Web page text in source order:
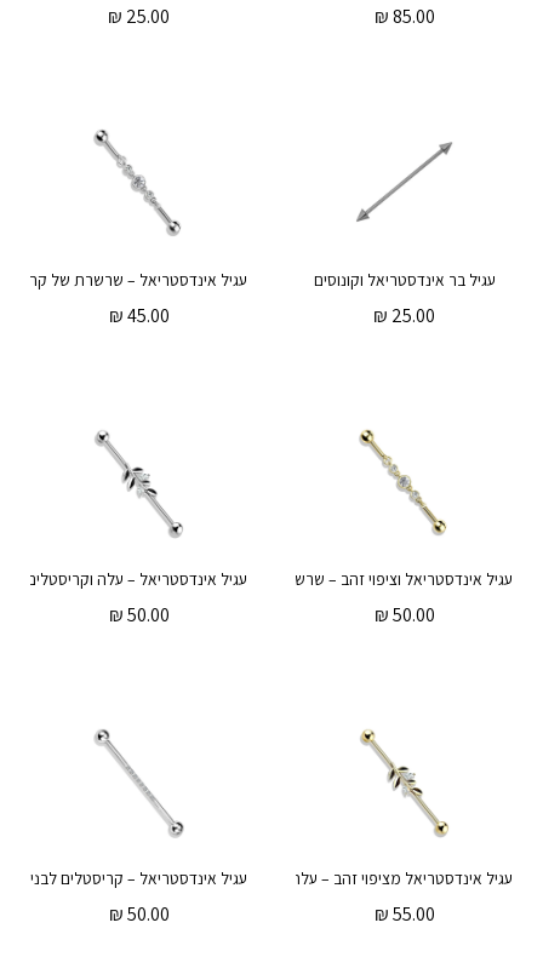
85.00
₪
25.00
₪
עגיל בר אינדסטריאל וקונוסים
25.00
₪
45.00
₪
עגיל אינדסטריאל וציפוי זהב – שרשרת של קריסטלים לבנים
50.00
₪
עגיל אינדסטריאל – עלה וקריסטלים
50.00
₪
עגיל אינדסטריאל מציפוי זהב – עלה וקריסטלים לבנים
55.00
₪
עגיל אינדסטריאל – קריסטלים לבנים
50.00
₪